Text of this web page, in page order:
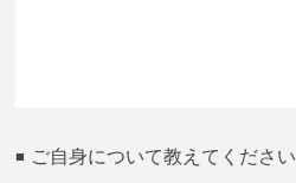
■ ご自身について教えてください